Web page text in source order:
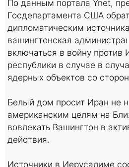
По данным портала Ynet,
Госдепартамента США
дипломатическим
вашингтонская
включаться в войну против
республики в случае в
ядерных объектов со
Белый дом просит Иран не
американским целям на
вовлекать Вашингтон в
действия.
Источники в Иерусалиме